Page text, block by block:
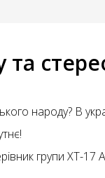
та
народу? В
групи ХТ-17